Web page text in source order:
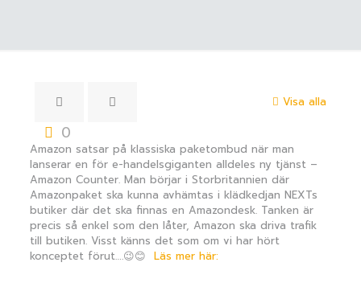
Visa alla
0
Amazon satsar på klassiska paketombud när man
lanserar en för e-handelsgiganten alldeles ny tjänst –
Amazon Counter. Man börjar i Storbritannien där
Amazonpaket ska kunna avhämtas i klädkedjan NEXTs
butiker där det ska finnas en Amazondesk. Tanken är
precis så enkel som den låter, Amazon ska driva trafik
till butiken. Visst känns det som om vi har hört
konceptet förut….😉😊 Läs mer här: